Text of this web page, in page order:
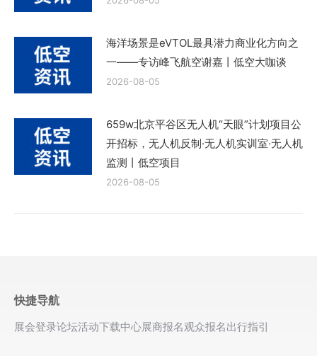
海洋场景是eVTOL最具潜力商业化方向之
一——专访峰飞航空谢嘉丨低空大咖谈
2026-08-05
659w北京平谷区无人机“天眼”计划项目公
开招标，无人机反制·无人机实训室·无人机
监测丨低空项目
2026-08-05
快捷导航
展会登录论坛活动下载中心展商报名观众报名出行指引